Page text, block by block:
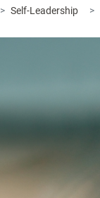
Self-Leadership